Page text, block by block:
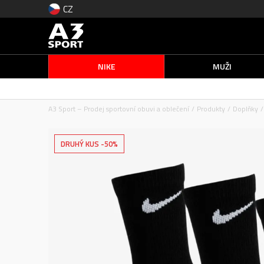
CZ
NIKE MUŽI
A3 Sport – Prodej sportovní obuvi a oblečení Produkty Doplňky
DRUHÝ KUS -50%